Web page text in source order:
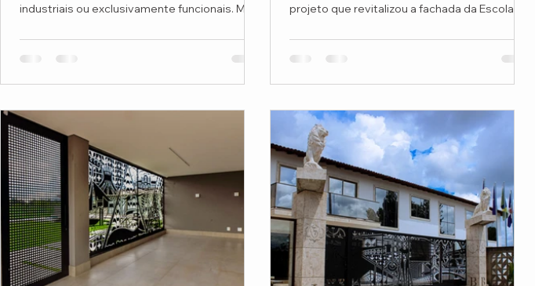
industriais ou exclusivamente funcionais. Mas
projeto que revitalizou a fachada da Escola